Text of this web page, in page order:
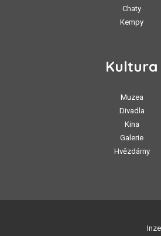
Chaty
Kempy
Kultura
Muzea
Divadla
Kina
Galerie
Hvězdárny